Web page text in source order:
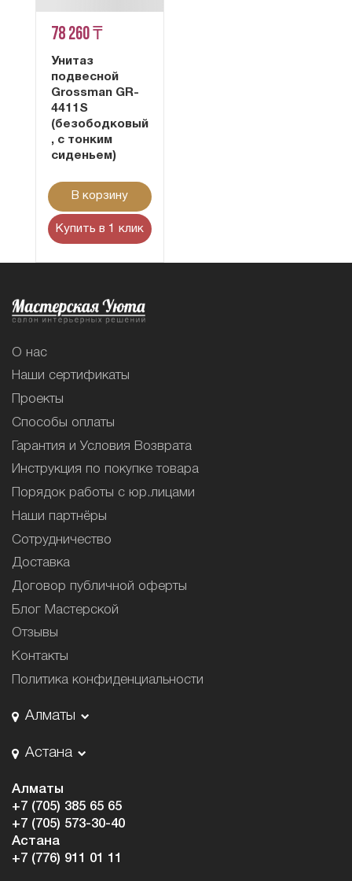
78 260 ₸
Унитаз
подвесной
Grossman GR-
4411S
(безободковый
, с тонким
сиденьем)
В корзину
Купить в 1 клик
О нас
Наши сертификаты
Проекты
Способы оплаты
Гарантия и Условия Возврата
Инструкция по покупке товара
Порядок работы с юр.лицами
Наши партнёры
Сотрудничество
Доставка
Договор публичной оферты
Блог Мастерской
Отзывы
Контакты
Политика конфиденциальности
Алматы
Астана
Алматы
+7 (705) 385 65 65
+7 (705) 573-30-40
Астана
+7 (776) 911 01 11